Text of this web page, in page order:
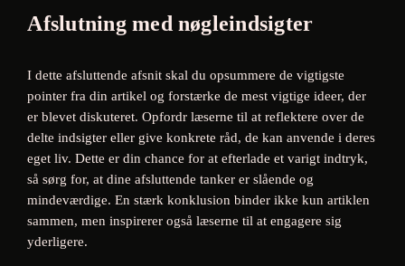
Afslutning med nøgleindsigter
I dette afsluttende afsnit skal du opsummere de vigtigste
pointer fra din artikel og forstærke de mest vigtige ideer, der
er blevet diskuteret. Opfordr læserne til at reflektere over de
delte indsigter eller give konkrete råd, de kan anvende i deres
eget liv. Dette er din chance for at efterlade et varigt indtryk,
så sørg for, at dine afsluttende tanker er slående og
mindeværdige. En stærk konklusion binder ikke kun artiklen
sammen, men inspirerer også læserne til at engagere sig
yderligere.